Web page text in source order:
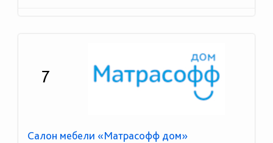
7
Салон мебели «Матрасофф дом»